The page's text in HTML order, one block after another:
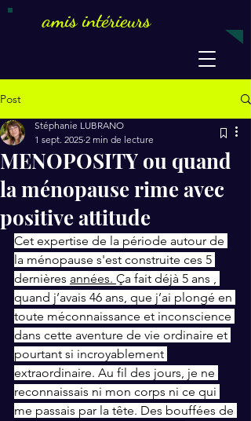
amis intérieurs
Post
MENOPOSITY ou quand
la ménopause rime avec
positive attitude
Stéphanie LUBRANO
1 sept. 2025 2 min de lecture
Cet expertise de la période autour de
la ménopause s'est construite ces 5
dernières années. Ça fait déjà 5 ans ,
quand j’avais 46 ans, que j’ai plongé en
toute méconnaissance et inconscience
dans cette aventure de vie ordinaire et
pourtant si incroyablement
extraordinaire. Au fil des jours, je ne
reconnaissais ni mon corps ni ce qui
me passais par la tête. Des bouffées de